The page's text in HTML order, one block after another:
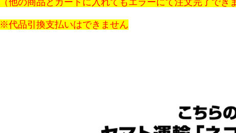
※代品引換支払いはできません